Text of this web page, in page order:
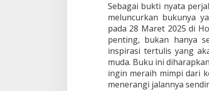
Sebagai bukti nyata
meluncurkan bukunya
pada 28 Maret 2025 di
penting, bukan hanya
inspirasi tertulis yang
muda. Buku ini
ingin meraih mimpi dari
menerangi jalannya